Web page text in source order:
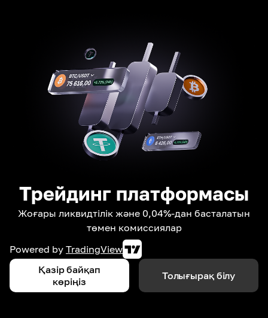
Трейдинг платформасы
Жоғары ликвидтілік және 0,04%-дан басталатын
төмен комиссиялар
Powered by TradingView
Қазір байқап
көріңіз
Толығырақ білу